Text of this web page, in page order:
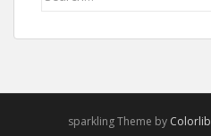
sparkling Theme by Colorlib